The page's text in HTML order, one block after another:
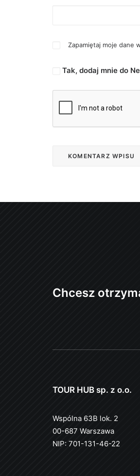
Zapamiętaj moje dane
Tak, dodaj mnie do
Chcesz
TOUR HUB sp. z o.o.
Wspólna 63B lok. 2
00-687 Warszawa
NIP: 701-131-46-22